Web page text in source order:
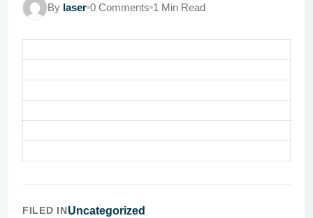
By laser 0 Comments 1 Min Read
FILED INUncategorized